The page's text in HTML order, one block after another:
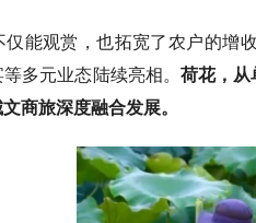
仅能观赏，也拓宽了农户的增
多元业态陆续亮相。 荷花，从
商旅深度融合发展。